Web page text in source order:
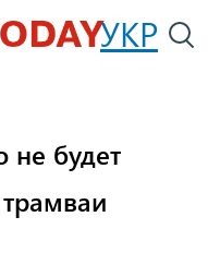
УКР
не будет